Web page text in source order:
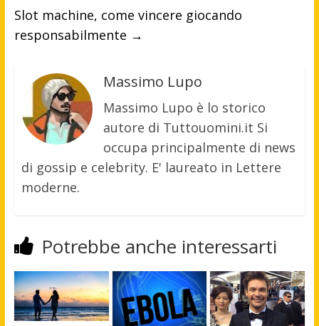
Slot machine, come vincere giocando
responsabilmente →
Massimo Lupo
Massimo Lupo è lo storico
autore di Tuttouomini.it Si
occupa principalmente di news
di gossip e celebrity. E' laureato in Lettere
moderne.
Potrebbe anche interessarti